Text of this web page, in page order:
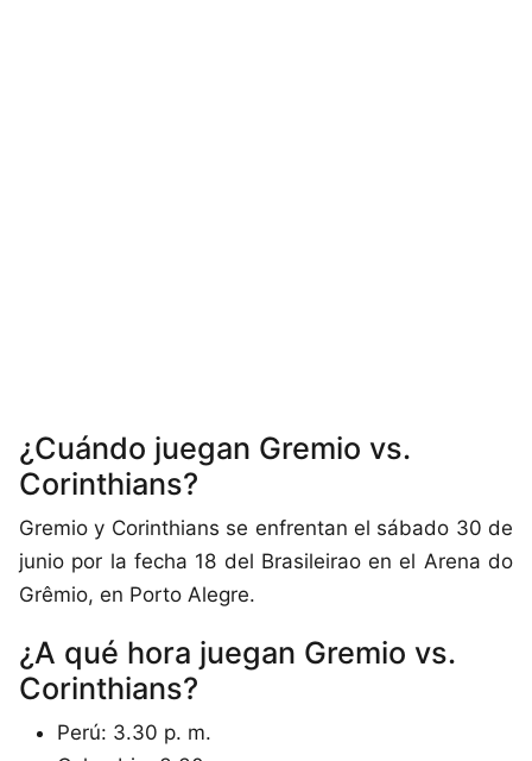
¿Cuándo juegan Gremio vs.
Corinthians?
Gremio y Corinthians se enfrentan el sábado 30 de
junio por la fecha 18 del Brasileirao en el Arena do
Grêmio, en Porto Alegre.
¿A qué hora juegan Gremio vs.
Corinthians?
Perú: 3.30 p. m.